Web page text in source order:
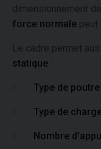
dimensionnement
force normale peut
Le cadre permet
statique
Type de poutre
Type de
Nombre